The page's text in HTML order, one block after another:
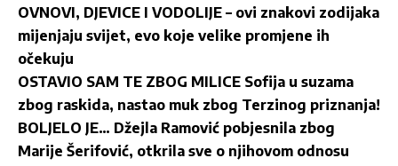
OVNOVI, DJEVICE I VODOLIJE – ovi znakovi zodijaka
mijenjaju svijet, evo koje velike promjene ih
očekuju
OSTAVIO SAM TE ZBOG MILICE Sofija u suzama
zbog raskida, nastao muk zbog Terzinog priznanja!
BOLJELO JE… Džejla Ramović pobjesnila zbog
Marije Šerifović, otkrila sve o njihovom odnosu